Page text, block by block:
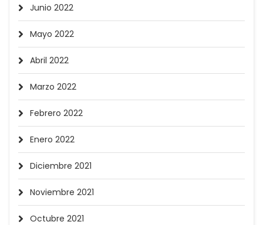
Junio 2022
Mayo 2022
Abril 2022
Marzo 2022
Febrero 2022
Enero 2022
Diciembre 2021
Noviembre 2021
Octubre 2021